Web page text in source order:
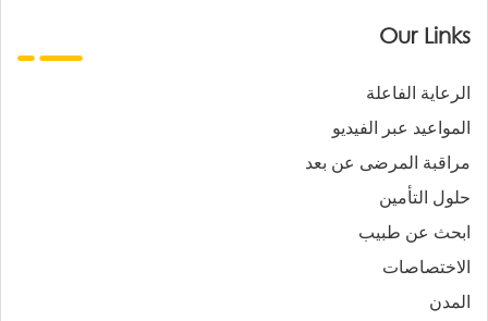
Our Links
الرعاية الفاعلة
المواعيد عبر الفيديو
مراقبة المرضى عن بعد
حلول التأمين
ابحث عن طبيب
الاختصاصات
المدن